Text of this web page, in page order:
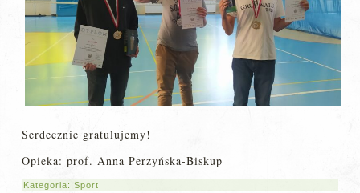
Serdecznie gratulujemy!
Opieka: prof. Anna Perzyńska-Biskup
Kategoria:Sport